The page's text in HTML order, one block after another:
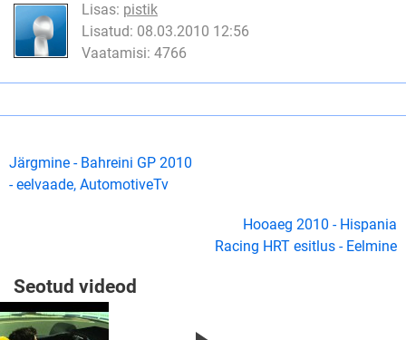
Lisas: pistik
Lisatud: 08.03.2010 12:56
Vaatamisi: 4766
Järgmine - Bahreini GP 2010
- eelvaade, AutomotiveTv
Hooaeg 2010 - Hispania
Racing HRT esitlus - Eelmine
Seotud videod